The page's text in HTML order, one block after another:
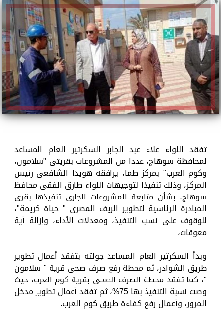
تفقد اللواء علاء عبد الجابر السكرتير العام المساعد
لمحافظة سوهاج، عددا من المشروعات بقريتى "سلامون،
وكوم العرب" بمركز طما، يرافقه هويدا الشافعى رئيس
المركز، وذلك تنفيذا لتوجيهات اللواء طارق الفقى محافظ
سوهاج، بشأن متابعة المشروعات الجارى تنفيذها بقرى
المبادرة الرئاسية لتطوير الريف المصرى " حياة كريمة"،
للوقوف على نسب التنفيذ، ومعدلات الأداء، وإزالة أية
معوقات،
وبدأ السكرتير العام المساعد جولته بتفقد أعمال تطوير
طريق الشوادر، ثم محطة رفع صرف صحى قرية " سلامون
"، كما تفقد محطة الصرف الصحى بقرية كوم العرب، حيث
وصت نسبة التنفيذ بها 75%، ثم تفقد أعمال تطوير مدخل
المرور، وأعمال رفع كفاءة طريق كوم العرب.